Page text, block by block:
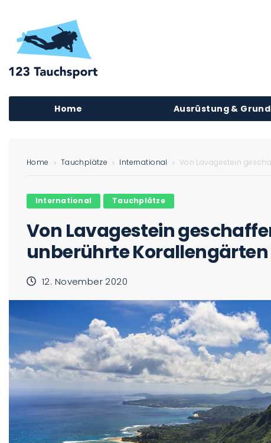
Home Ausrüstung &
Home Tauchplätze International Von Lavagestein
International Tauchplätze
Von Lavagestein
unberührte Korallengärten
12. November 2020